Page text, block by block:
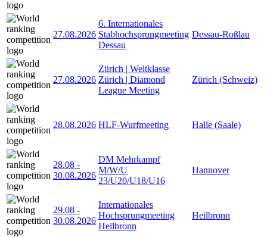
27.08.2026
6. Internationales
Stabhochsprungmeeting
Dessau
Dessau-Roßlau
27.08.2026
Zürich | Weltklasse
Zürich | Diamond
League Meeting
Zürich (Schweiz)
28.08.2026 HLF-Wurfmeeting Halle (Saale)
28.08 -
30.08.2026
DM Mehrkampf
M/W/U
23/U20/U18/U16
Hannover
29.08 -
30.08.2026
Internationales
Hochsprungmeeting
Heilbronn
Heilbronn